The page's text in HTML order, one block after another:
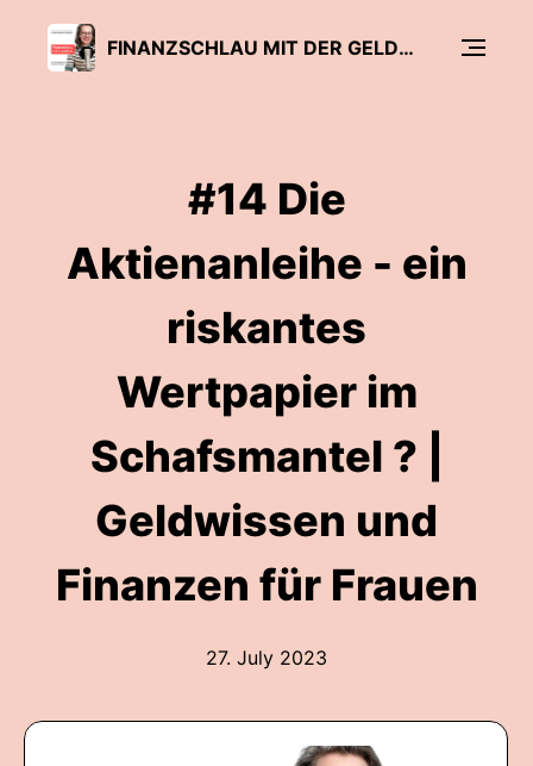
FINANZSCHLAU MIT DER GELDFRAU | FRAUEN KÖNNEN FINANZEN!
#14 Die
Aktienanleihe - ein
riskantes
Wertpapier im
Schafsmantel ? |
Geldwissen und
Finanzen für Frauen
27. July 2023